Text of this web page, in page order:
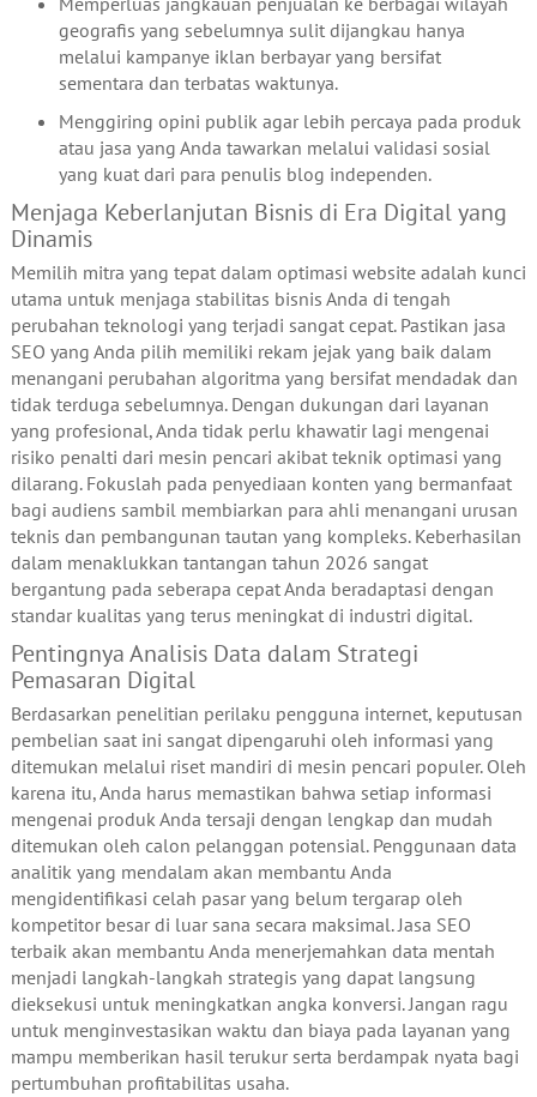
geografis yang sebelumnya sulit dijangkau hanya
melalui kampanye iklan berbayar yang bersifat
sementara dan terbatas waktunya.
Menggiring opini publik agar lebih percaya pada produk
atau jasa yang Anda tawarkan melalui validasi sosial
yang kuat dari para penulis blog independen.
Menjaga Keberlanjutan Bisnis di Era Digital yang
Dinamis
Memilih mitra yang tepat dalam optimasi website adalah kunci
utama untuk menjaga stabilitas bisnis Anda di tengah
perubahan teknologi yang terjadi sangat cepat. Pastikan jasa
SEO yang Anda pilih memiliki rekam jejak yang baik dalam
menangani perubahan algoritma yang bersifat mendadak dan
tidak terduga sebelumnya. Dengan dukungan dari layanan
yang profesional, Anda tidak perlu khawatir lagi mengenai
risiko penalti dari mesin pencari akibat teknik optimasi yang
dilarang. Fokuslah pada penyediaan konten yang bermanfaat
bagi audiens sambil membiarkan para ahli menangani urusan
teknis dan pembangunan tautan yang kompleks. Keberhasilan
dalam menaklukkan tantangan tahun 2026 sangat
bergantung pada seberapa cepat Anda beradaptasi dengan
standar kualitas yang terus meningkat di industri digital.
Pentingnya Analisis Data dalam Strategi
Pemasaran Digital
Berdasarkan penelitian perilaku pengguna internet, keputusan
pembelian saat ini sangat dipengaruhi oleh informasi yang
ditemukan melalui riset mandiri di mesin pencari populer. Oleh
karena itu, Anda harus memastikan bahwa setiap informasi
mengenai produk Anda tersaji dengan lengkap dan mudah
ditemukan oleh calon pelanggan potensial. Penggunaan data
analitik yang mendalam akan membantu Anda
mengidentifikasi celah pasar yang belum tergarap oleh
kompetitor besar di luar sana secara maksimal. Jasa SEO
terbaik akan membantu Anda menerjemahkan data mentah
menjadi langkah-langkah strategis yang dapat langsung
dieksekusi untuk meningkatkan angka konversi. Jangan ragu
untuk menginvestasikan waktu dan biaya pada layanan yang
mampu memberikan hasil terukur serta berdampak nyata bagi
pertumbuhan profitabilitas usaha.